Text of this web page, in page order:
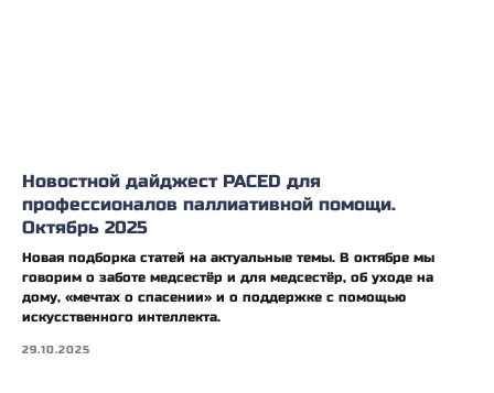
Новостной дайджест PACED для
профессионалов паллиативной помощи.
Октябрь 2025
Новая подборка статей на актуальные темы. В октябре мы
говорим о заботе медсестёр и для медсестёр, об уходе на
дому, «мечтах о спасении» и о поддержке с помощью
искусственного интеллекта.
29.10.2025